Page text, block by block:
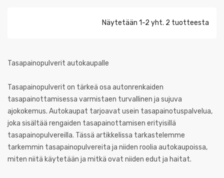
Näytetään 1-2 yht. 2 tuotteesta
Tasapainopulverit autokaupalle
Tasapainopulverit on tärkeä osa autonrenkaiden
tasapainottamisessa varmistaen turvallinen ja sujuva
ajokokemus. Autokaupat tarjoavat usein tasapainotuspalvelua,
joka sisältää rengaiden tasapainottamisen erityisillä
tasapainopulvereilla. Tässä artikkelissa tarkastelemme
tarkemmin tasapainopulvereita ja niiden roolia autokaupoissa,
miten niitä käytetään ja mitkä ovat niiden edut ja haitat.